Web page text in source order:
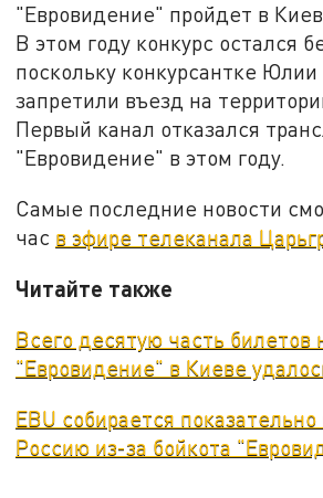
"Евровидение" пройдет в
В этом году конкурс остался
поскольку конкурсантке
запретили въезд на
Первый канал отказался
"Евровидение" в этом году.
Самые последние новости
час в эфире телеканала
Читайте также
Всего десятую часть билетов
"Евровидение" в Киеве
EBU собирается
Россию из-за бойкота